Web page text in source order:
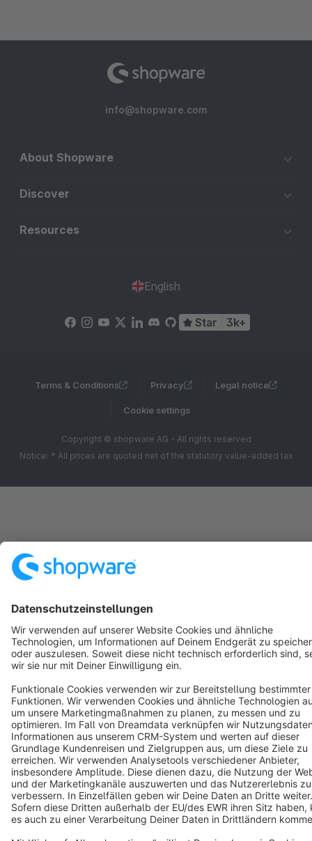
info@shopware.com
About Shopware
Discover
Resources
English
Star 3k+
Terms & Conditions Privacy Legal notice
Cookie settings
Copyright © shopware AG - All rights reserved
Notice: * All prices are quoted net of the statutory value-added tax